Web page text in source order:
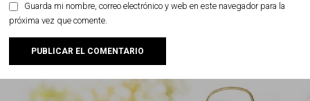
Guarda mi nombre, correo electrónico y web en este navegador para la
próxima vez que comente.